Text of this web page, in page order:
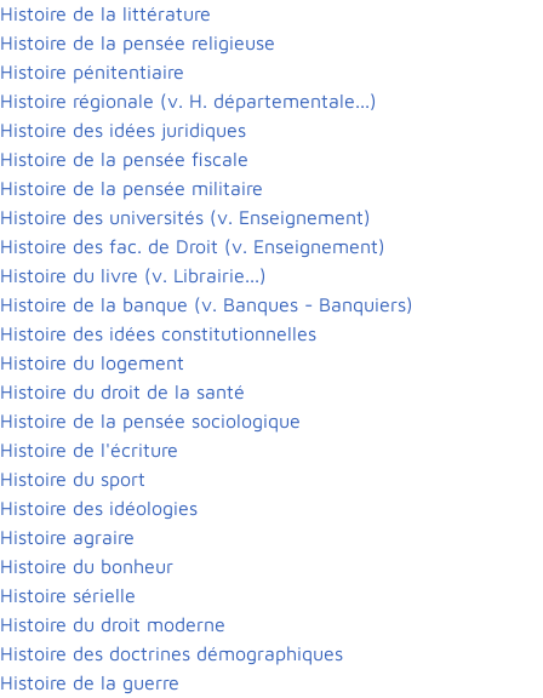
Histoire de la littérature
Histoire de la pensée religieuse
Histoire pénitentiaire
Histoire régionale (v. H. départementale...)
Histoire des idées juridiques
Histoire de la pensée fiscale
Histoire de la pensée militaire
Histoire des universités (v. Enseignement)
Histoire des fac. de Droit (v. Enseignement)
Histoire du livre (v. Librairie...)
Histoire de la banque (v. Banques - Banquiers)
Histoire des idées constitutionnelles
Histoire du logement
Histoire du droit de la santé
Histoire de la pensée sociologique
Histoire de l'écriture
Histoire du sport
Histoire des idéologies
Histoire agraire
Histoire du bonheur
Histoire sérielle
Histoire du droit moderne
Histoire des doctrines démographiques
Histoire de la guerre